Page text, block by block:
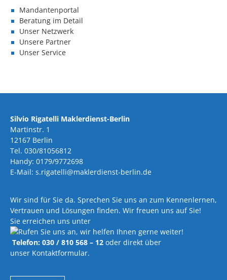
Mandantenportal
Beratung im Detail
Unser Netzwerk
Unsere Partner
Unser Service
Silvio Rigatelli Maklerdienst-Berlin
Martinstr. 1
12167 Berlin
Tel. 030/81056812
Handy: 0179/9772698
E-Mail: s.rigatelli@maklerdienst-berlin.de
Wir sind für Sie da. Sprechen Sie uns an zum Kennenlernen,
Vertrauen und Lösungen finden. Wir freuen uns auf Sie!
Sie erreichen uns unter
Telefon: 030 / 810 568 – 12 oder direkt über
unser Kontaktformular.